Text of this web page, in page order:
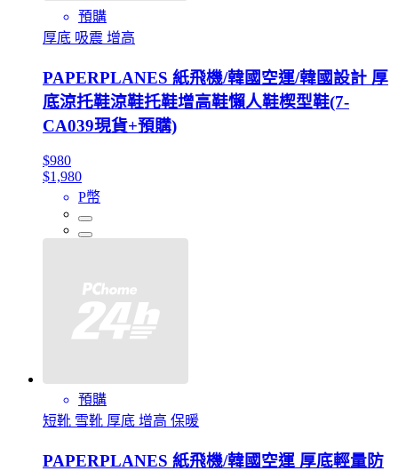
預購
厚底 吸震 增高
PAPERPLANES 紙飛機/韓國空運/韓國設計 厚
底涼托鞋涼鞋托鞋增高鞋懶人鞋楔型鞋(7-
CA039現貨+預購)
$980
$1,980
P幣
預購
短靴 雪靴 厚底 增高 保暖
PAPERPLANES 紙飛機/韓國空運 厚底輕量防